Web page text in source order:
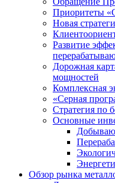
Приоритеты
Новая
Развитие
Дорожная
мощностей
Комплексная
«Серная
Стратегия по
Основные
Обзор рынка